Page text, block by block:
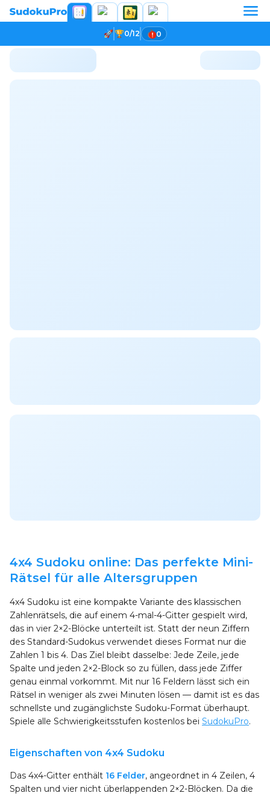
0/12 0
4x4 Sudoku online: Das perfekte Mini-
Rätsel für alle Altersgruppen
4x4 Sudoku ist eine kompakte Variante des klassischen
Zahlenrätsels, die auf einem 4-mal-4-Gitter gespielt wird,
das in vier 2×2-Blöcke unterteilt ist. Statt der neun Ziffern
des Standard-Sudokus verwendet dieses Format nur die
Zahlen 1 bis 4. Das Ziel bleibt dasselbe: Jede Zeile, jede
Spalte und jeden 2×2-Block so zu füllen, dass jede Ziffer
genau einmal vorkommt. Mit nur 16 Feldern lässt sich ein
Rätsel in weniger als zwei Minuten lösen — damit ist es das
schnellste und zugänglichste Sudoku-Format überhaupt.
Spiele alle Schwierigkeitsstufen kostenlos bei SudokuPro.
Eigenschaften von 4x4 Sudoku
Das 4x4-Gitter enthält 16 Felder, angeordnet in 4 Zeilen, 4
Spalten und vier nicht überlappenden 2×2-Blöcken. Da die